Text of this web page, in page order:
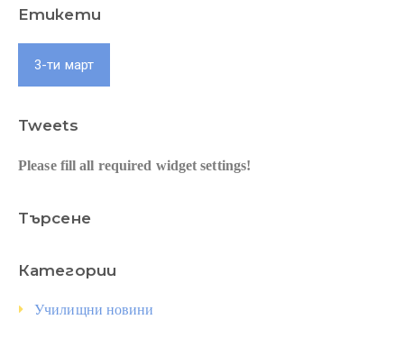
Етикети
3-ти март
Tweets
Please fill all required widget settings!
Търсене
Категории
Училищни новини